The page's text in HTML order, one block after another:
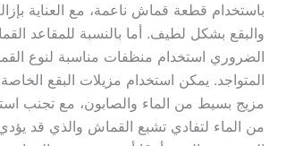
باستخدام قطعة قماش ناعمة، مع العناية
والبقع بشكل لطيف. أما بالنسبة للمقاعد
الضروري استخدام منظفات مناسبة لنوع
المتواجد. يمكن استخدام مزيلات البقع
مزيج بسيط من الماء والصابون، مع تجنب
من الماء لتفادي تشبع القماش والذي قد